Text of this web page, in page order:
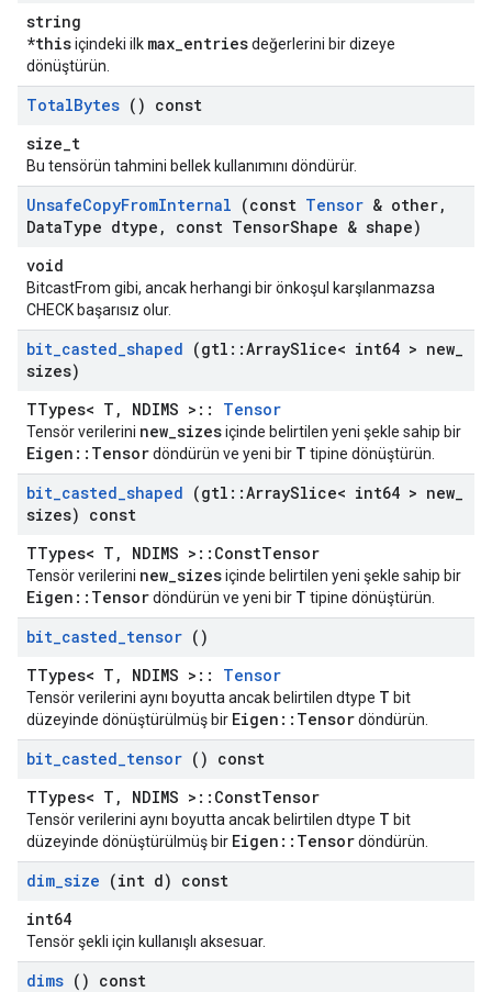
string
*thisiçindeki ilk max_entriesdeğerlerini bir dizeye
dönüştürün.
TotalBytes () const
size_t
Bu tensörün tahmini bellek kullanımını döndürür.
UnsafeCopyFromInternal (const Tensor & other,
DataType dtype , const TensorShape & shape)
void
BitcastFrom gibi, ancak herhangi bir önkoşul karşılanmazsa
CHECK başarısız olur.
bit_casted_shaped (gtl ::ArraySlice< int64 > new
sizes)
TTypes< T, NDIMS >:: Tensor
Tensör verilerini new_sizesiçinde belirtilen yeni şekle sahip bir
Eigen::Tensordöndürün ve yeni bir T tipine dönüştürün.
bit_casted_shaped (gtl ::ArraySlice< int64 > new
sizes) const
TTypes< T, NDIMS >::ConstTensor
Tensör verilerini new_sizesiçinde belirtilen yeni şekle sahip bir
Eigen::Tensordöndürün ve yeni bir T tipine dönüştürün.
bit_casted_tensor ()
TTypes< T, NDIMS >:: Tensor
Tensör verilerini aynı boyutta ancak belirtilen dtype T bit
düzeyinde dönüştürülmüş bir Eigen::Tensordöndürün.
bit_casted_tensor () const
TTypes< T, NDIMS >::ConstTensor
Tensör verilerini aynı boyutta ancak belirtilen dtype T bit
düzeyinde dönüştürülmüş bir Eigen::Tensordöndürün.
dim_size (int d) const
int64
Tensör şekli için kullanışlı aksesuar.
dims () const